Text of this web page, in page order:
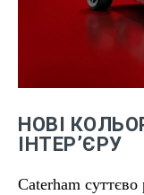
НОВІ
ІНТЕР’ЄРУ
Caterham